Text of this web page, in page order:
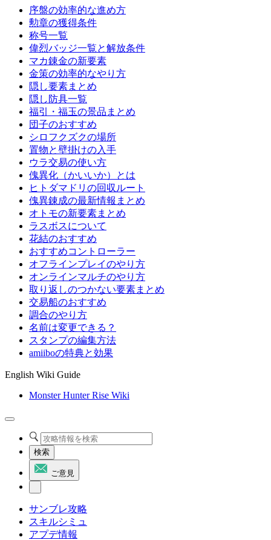
序盤の効率的な進め方
勲章の獲得条件
称号一覧
偉烈バッジ一覧と解放条件
マカ錬金の新要素
金策の効率的なやり方
隠し要素まとめ
隠し防具一覧
福引・福玉の景品まとめ
団子のおすすめ
シロフクズクの場所
置物と壁掛けの入手
ウラ交易の使い方
傀異化（かいいか）とは
ヒトダマドリの回収ルート
傀異錬成の最新情報まとめ
オトモの新要素まとめ
ラスボスについて
花結のおすすめ
おすすめコントローラー
オフラインプレイのやり方
オンラインマルチのやり方
取り返しのつかない要素まとめ
交易船のおすすめ
調合のやり方
名前は変更できる？
スタンプの編集方法
amiiboの特典と効果
English Wiki Guide
Monster Hunter Rise Wiki
検索
ご意見
サンブレ攻略
スキルシミュ
アプデ情報